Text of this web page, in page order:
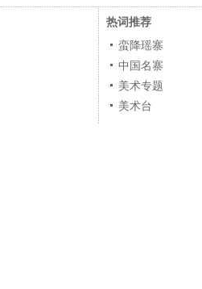
热词推荐
蛮降瑶寨
中国名寨
美术专题
美术台